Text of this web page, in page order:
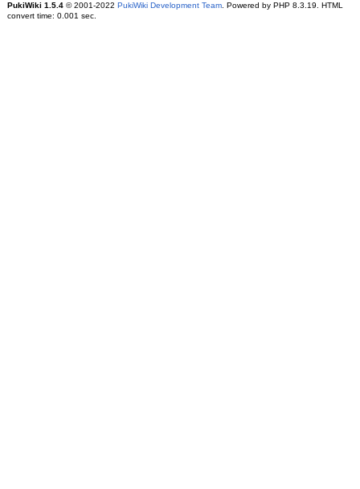
PukiWiki 1.5.4© 2001-2022 PukiWiki Development Team. Powered by PHP 8.3.19. HTML
convert time: 0.001 sec.